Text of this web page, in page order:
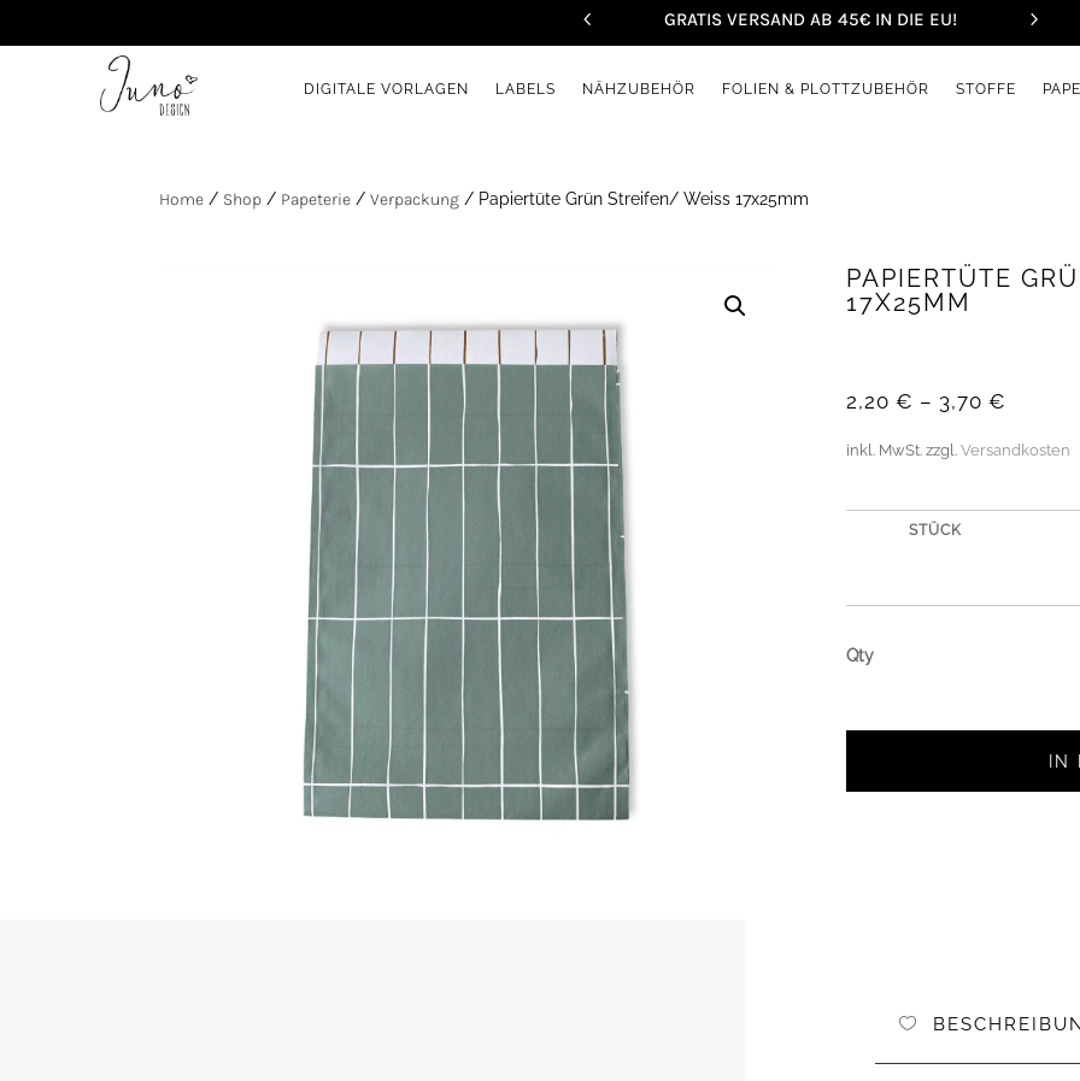
GRATIS VERSAND AB 45€ IN DIE EU!
DIGITALE VORLAGEN LABELS NÄHZUBEHÖR FOLIEN & PLOTTZUBEHÖR STOFFE
Home / Shop / Papeterie / Verpackung / Papiertüte Grün Streifen/ Weiss 17x25mm
PAPIERTÜTE
17X25MM
2,20 € – 3,70 €
inkl. MwSt. zzgl. Versandkosten
STÜCK
IN